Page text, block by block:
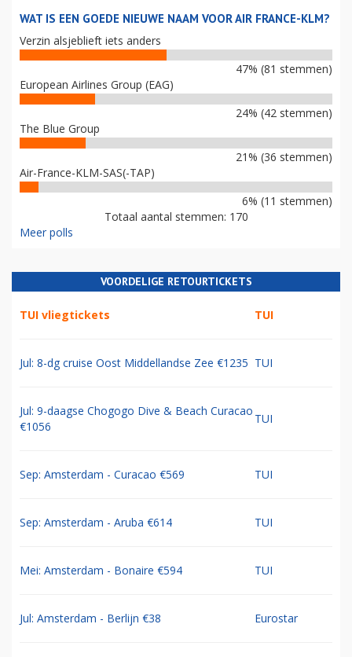
WAT IS EEN GOEDE NIEUWE NAAM VOOR AIR FRANCE-KLM?
Verzin alsjeblieft iets anders
47% (81 stemmen)
European Airlines Group (EAG)
24% (42 stemmen)
The Blue Group
21% (36 stemmen)
Air-France-KLM-SAS(-TAP)
6% (11 stemmen)
Totaal aantal stemmen: 170
Meer polls
VOORDELIGE RETOURTICKETS
TUI vliegtickets TUI
Jul: 8-dg cruise Oost Middellandse Zee €1235 TUI
Jul: 9-daagse Chogogo Dive & Beach Curacao
€1056
TUI
Sep: Amsterdam - Curacao €569 TUI
Sep: Amsterdam - Aruba €614 TUI
Mei: Amsterdam - Bonaire €594 TUI
Jul: Amsterdam - Berlijn €38 Eurostar